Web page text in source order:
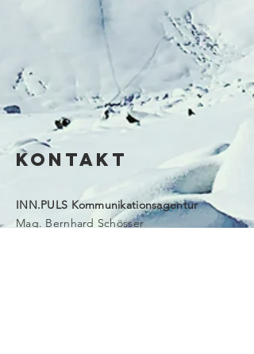
KONTAKT
INN.PULS Kommunikationsagentur
Mag. Bernhard Schösser